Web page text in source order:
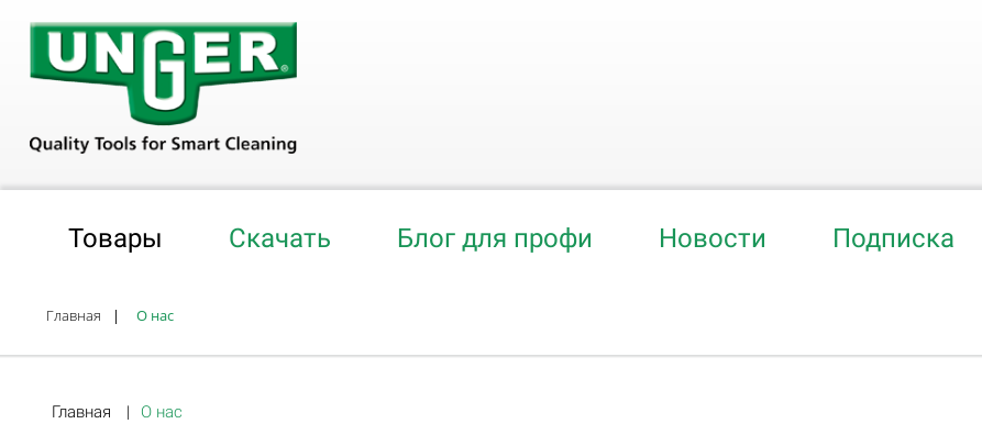
Товары Скачать Блог для профи Новости Подписка
Главная | О нас
Главная | О нас